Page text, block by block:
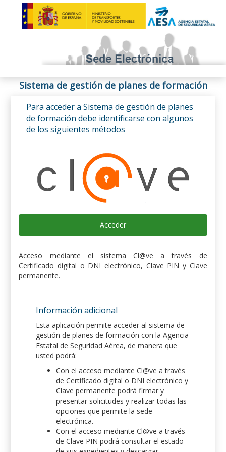
Sistema de gestión de planes de formación
Para acceder a Sistema de gestión de planes
de formación debe identificarse con algunos
de los siguientes métodos
Acceder
Acceso mediante el sistema Cl@ve a través de
Certificado digital o DNI electrónico, Clave PIN y Clave
permanente.
Información adicional
Esta aplicación permite acceder al sistema de
gestión de planes de formación con la Agencia
Estatal de Seguridad Aérea, de manera que
usted podrá:
Con el acceso mediante Cl@ve a través
de Certificado digital o DNI electrónico y
Clave permanente podrá firmar y
presentar solicitudes y realizar todas las
opciones que permite la sede
electrónica.
Con el acceso mediante Cl@ve a través
de Clave PIN podrá consultar el estado